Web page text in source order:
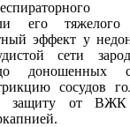
его тяжелого
эффект у
сети
доношенных
сосудов
защиту от ВЖК